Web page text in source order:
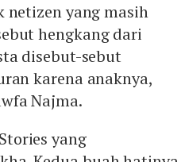
netizen yang masih
hengkang dari
disebut-sebut
karena anaknya,
Najma.
yang